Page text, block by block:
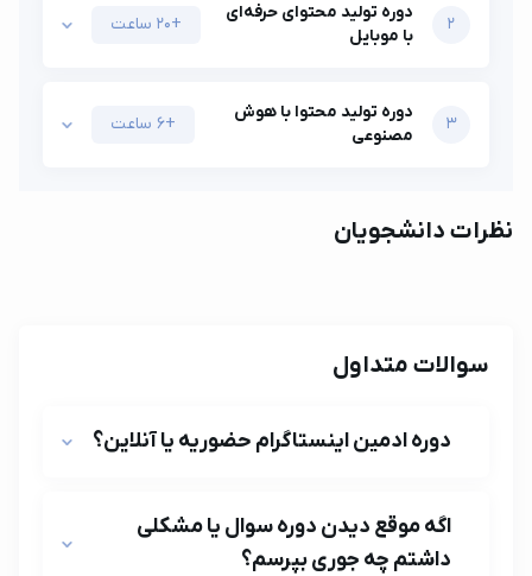
2
دوره تولید محتوای حرفه‌ای
با موبایل
+20 ساعت
3
دوره تولید محتوا با هوش
مصنوعی
+6 ساعت
نظرات دانشجویان
سوالات متداول
دوره ادمین اینستاگرام حضوریه یا آنلاین؟
اگه موقع دیدن دوره سوال یا مشکلی
داشتم چه جوری بپرسم؟